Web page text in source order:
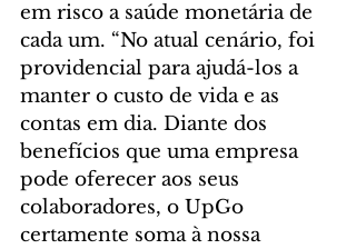
em risco a saúde monetária de
cada um. “No atual cenário, foi
providencial para ajudá-los a
manter o custo de vida e as
contas em dia. Diante dos
benefícios que uma empresa
pode oferecer aos seus
colaboradores, o UpGo
certamente soma à nossa